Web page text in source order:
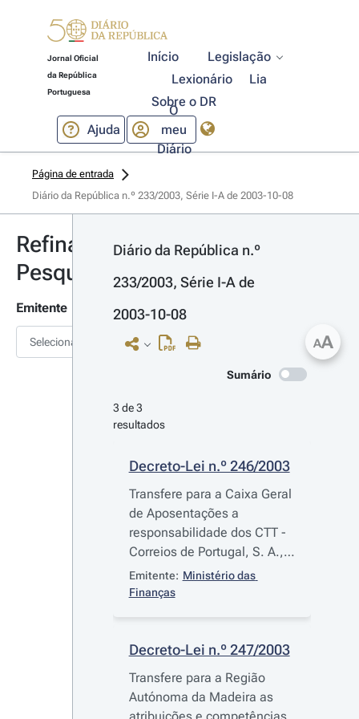
Jornal Oficial
da República
Portuguesa
Início
Legislação
Lexionário
Lia
Sobre o DR
Ajuda
O
meu
Diário
Página de entrada
Diário da República n.º 233/2003, Série I-A de 2003-10-08
Refinar
Pesquisa
Emitente
Selecionar
Diário da República n.º
233/2003, Série I-A de
2003-10-08
Sumário
3 de 3
resultados
Decreto-Lei n.º 246/2003
Transfere para a Caixa Geral
de Aposentações a
responsabilidade dos CTT -
Correios de Portugal, S. A.,
pelos encargos com as
pensões de aposentação do
aposentado ou no activo
Emitente: Ministério das
Finanças
Decreto-Lei n.º 247/2003
Transfere para a Região
Autónoma da Madeira as
AA